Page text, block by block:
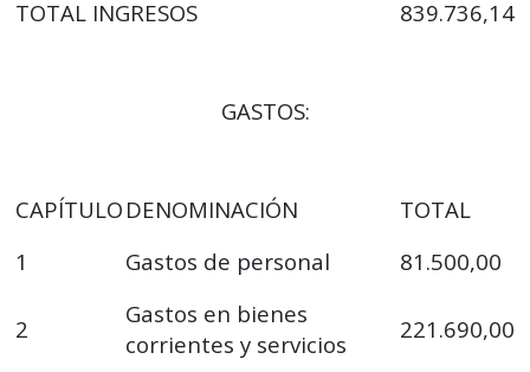
TOTAL INGRESOS
839.736,14
GASTOS:
CAPÍTULO DENOMINACIÓN
TOTAL
1
Gastos de personal 81.500,00
2
Gastos en bienes
corrientes y servicios
221.690,00